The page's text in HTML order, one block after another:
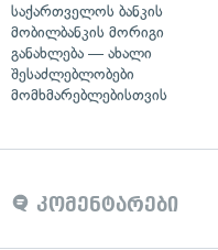
საქართველოს ბანკის
მობილბანკის მორიგი
განახლება — ახალი
შესაძლებლობები
მომხმარებლებისთვის
კომენტარები